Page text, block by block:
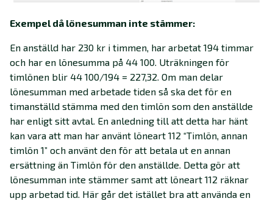
Exempel då lönesumman inte stämmer:
En anställd har 230 kr i timmen, har arbetat 194 timmar
och har en lönesumma på 44 100. Uträkningen för
timlönen blir 44 100/194 = 227,32. Om man delar
lönesumman med arbetade tiden så ska det för en
timanställd stämma med den timlön som den anställde
har enligt sitt avtal. En anledning till att detta har hänt
kan vara att man har använt löneart 112 “Timlön, annan
timlön 1” och använt den för att betala ut en annan
ersättning än Timlön för den anställde. Detta gör att
lönesumman inte stämmer samt att löneart 112 räknar
upp arbetad tid. Här går det istället bra att använda en